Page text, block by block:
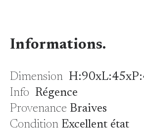
Informations.
Dimension
Info Régence
Provenance Braives
Condition Excellent état